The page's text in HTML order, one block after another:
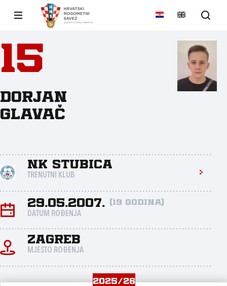
15
Dorjan
Glavač
NK Stubica
TRENUTNI KLUB
29.05.2007. (19 godina)
DATUM ROĐENJA
Zagreb
MJESTO ROĐENJA
2025/26